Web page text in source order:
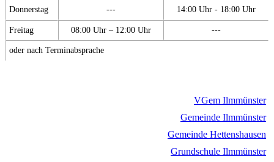
Donnerstag --- 14:00 Uhr - 18:00 Uhr
Freitag 08:00 Uhr – 12:00 Uhr ---
oder nach Terminabsprache
VGem Ilmmünster
Gemeinde Ilmmünster
Gemeinde Hettenshausen
Grundschule Ilmmünster